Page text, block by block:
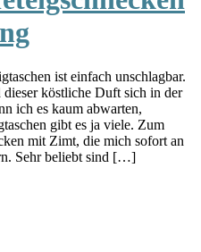
ist einfach unschlagbar.
köstliche Duft sich in der
ich es kaum abwarten,
gibt es ja viele. Zum
mit Zimt, die mich sofort an
Sehr beliebt sind […]